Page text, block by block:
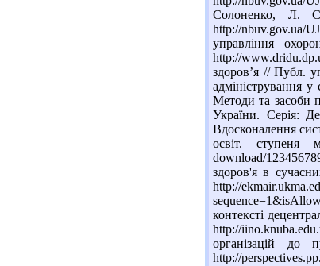
Солоненко, Л.
http://nbuv.gov.ua/
управління
http://
здоров’я // Публ.
адміністрування
Методи та засоби
України. Серія:
Вдосконалення
освіт.
download/
здоров'я в
http://
контексті
http://
організацій
http://